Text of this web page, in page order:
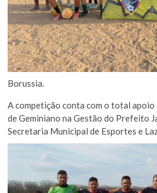
Borussia.
A competição conta com o total
de Geminiano na Gestão do Prefeito
Secretaria Municipal de Esportes e